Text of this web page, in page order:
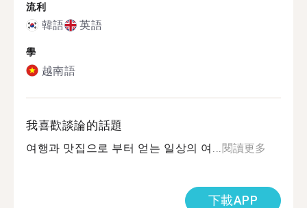
流利
韓語 英語
學
越南語
我喜歡談論的話題
여행과 맛집으로 부터 얻는 일상의 여... 閱讀更多
下載APP